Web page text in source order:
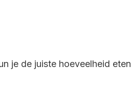
je de juiste hoeveelheid eten